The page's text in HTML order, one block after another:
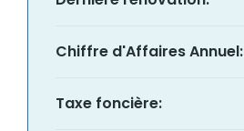
Chiffre d'Affaires Annuel:
Taxe foncière: